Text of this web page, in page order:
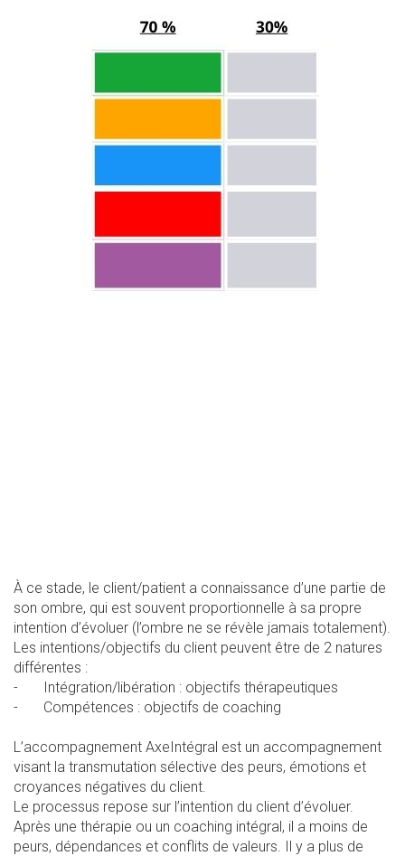
À ce stade, le client/patient a connaissance d’une partie de
son ombre, qui est souvent proportionnelle à sa propre
intention d’évoluer (l’ombre ne se révèle jamais totalement).
Les intentions/objectifs du client peuvent être de 2 natures
différentes :
- Intégration/libération : objectifs thérapeutiques
- Compétences : objectifs de coaching
L’accompagnement AxeIntégral est un accompagnement
visant la transmutation sélective des peurs, émotions et
croyances négatives du client.
Le processus repose sur l’intention du client d’évoluer.
Après une thérapie ou un coaching intégral, il a moins de
peurs, dépendances et conflits de valeurs. Il y a plus de